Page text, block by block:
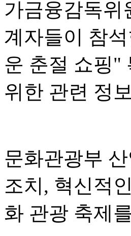
가금융감독위
계자들이 참
운 춘절 쇼핑"
위한 관련 정
문화관광부
조치, 혁신적
화 관광 축제